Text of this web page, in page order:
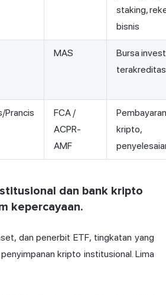
staking,
bisnis
MAS
Bursa
Prancis
FCA /
ACPR-
AMF
Pembayaran
kripto,
dan bank kripto
kepercayaan.
dan penerbit ETF, tingkatan yang
kripto institusional. Lima